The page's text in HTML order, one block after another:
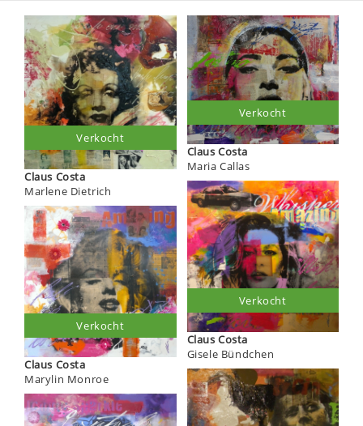
Claus Costa
Marlene Dietrich
Verkocht
Claus Costa
Marylin Monroe
Verkocht
Claus Costa
Maria Callas
Verkocht
Claus Costa
Gisele Bündchen
Verkocht